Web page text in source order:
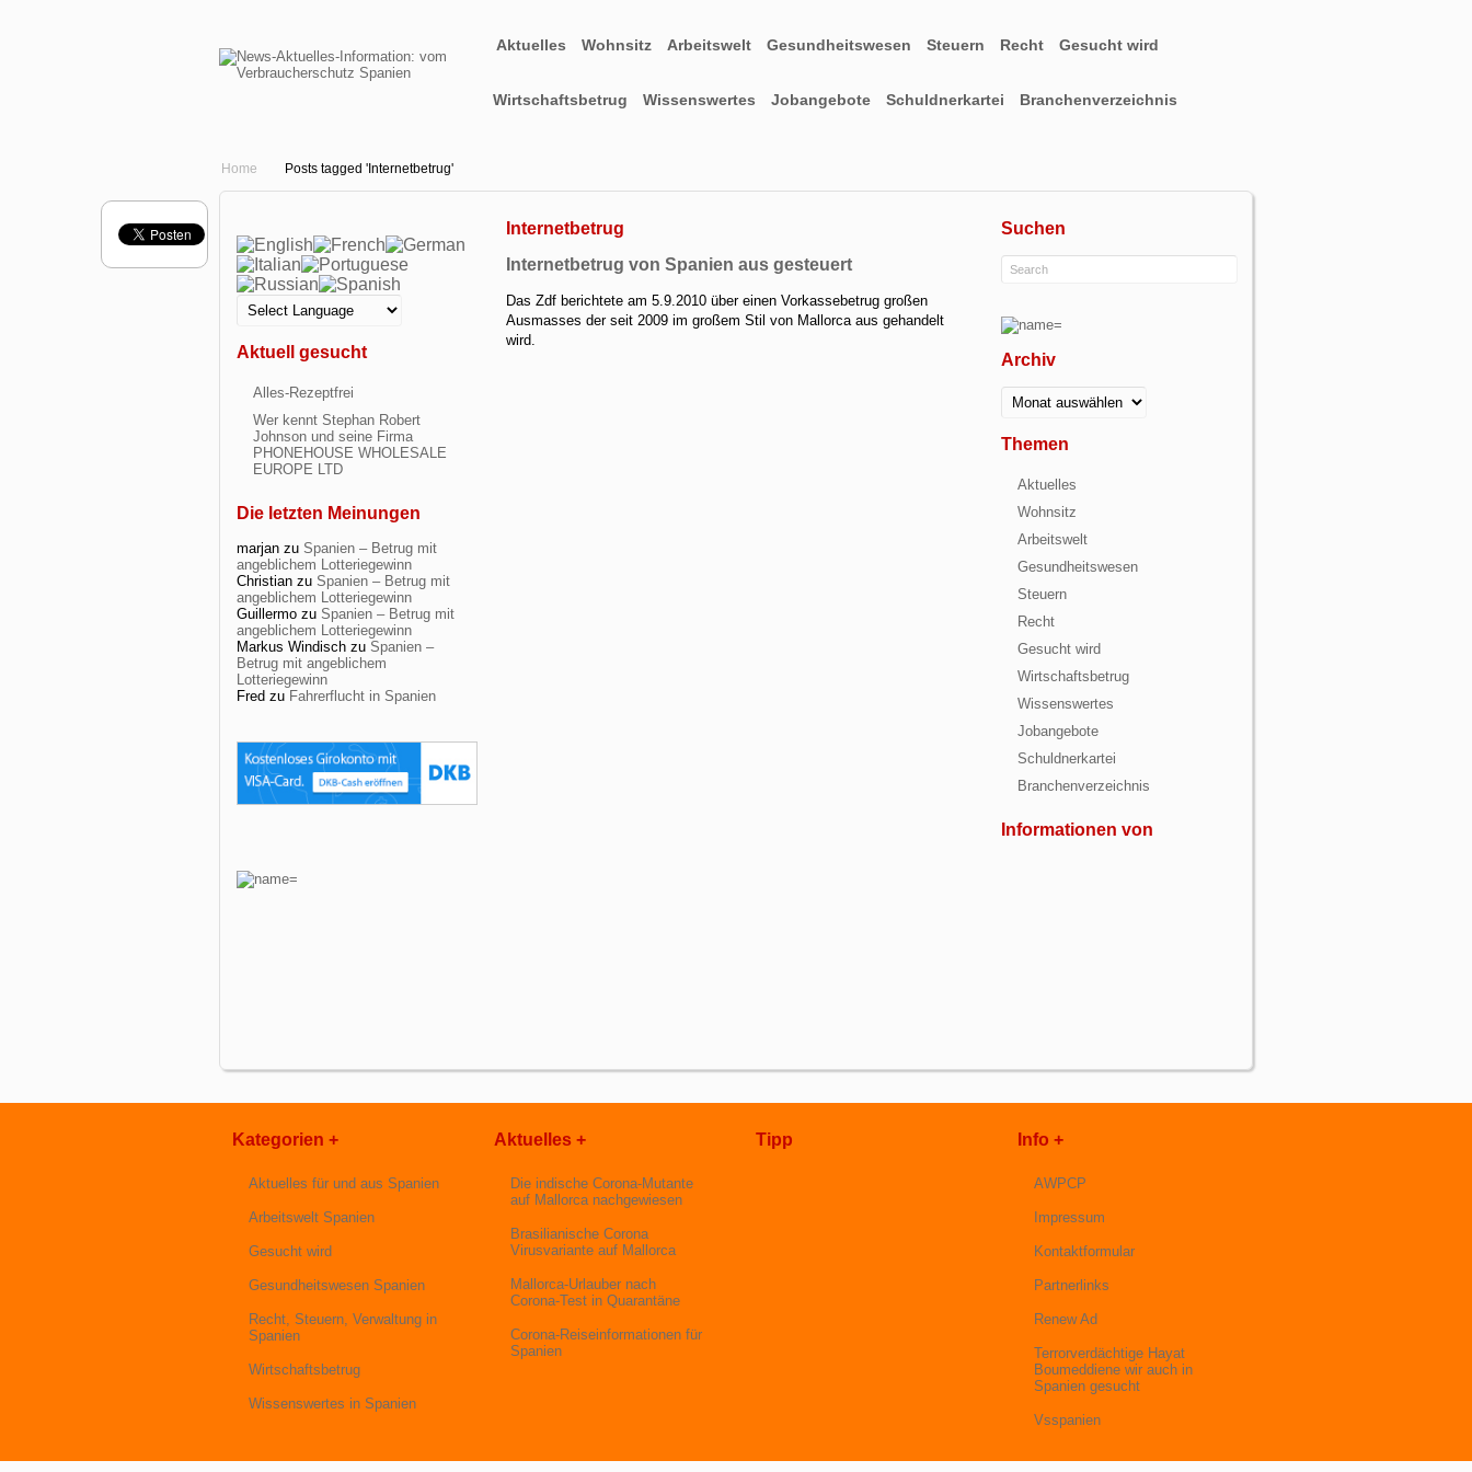
Aktuelles Wohnsitz Arbeitswelt Gesundheitswesen Steuern Recht Gesucht wird
Wirtschaftsbetrug Wissenswertes Jobangebote Schuldnerkartei Branchenverzeichnis
Home Posts tagged 'Internetbetrug'
Aktuell gesucht
Alles-Rezeptfrei
Wer kennt Stephan Robert
Johnson und seine Firma
PHONEHOUSE WHOLESALE
EUROPE LTD
Die letzten Meinungen
marjan zu Spanien – Betrug mit
angeblichem Lotteriegewinn
Christian zu Spanien – Betrug mit
angeblichem Lotteriegewinn
Guillermo zu Spanien – Betrug mit
angeblichem Lotteriegewinn
Markus Windisch zu Spanien –
Betrug mit angeblichem
Lotteriegewinn
Fred zu Fahrerflucht in Spanien
Suchen
Archiv
Archiv
Themen
Aktuelles
Wohnsitz
Arbeitswelt
Gesundheitswesen
Steuern
Recht
Gesucht wird
Wirtschaftsbetrug
Wissenswertes
Jobangebote
Schuldnerkartei
Branchenverzeichnis
Informationen von
Internetbetrug
Internetbetrug von Spanien aus gesteuert
Das Zdf berichtete am 5.9.2010 über einen Vorkassebetrug großen
Ausmasses der seit 2009 im großem Stil von Mallorca aus gehandelt
wird.
Kategorien +
Aktuelles für und aus Spanien
Arbeitswelt Spanien
Gesucht wird
Gesundheitswesen Spanien
Recht, Steuern, Verwaltung in
Spanien
Wirtschaftsbetrug
Wissenswertes in Spanien
Aktuelles +
Die indische Corona-Mutante
auf Mallorca nachgewiesen
Brasilianische Corona
Virusvariante auf Mallorca
Mallorca-Urlauber nach
Corona-Test in Quarantäne
Corona-Reiseinformationen für
Spanien
Tipp Info +
AWPCP
Impressum
Kontaktformular
Partnerlinks
Renew Ad
Terrorverdächtige Hayat
Boumeddiene wir auch in
Spanien gesucht
Vsspanien